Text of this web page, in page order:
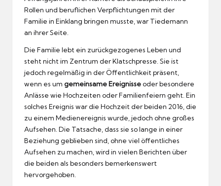
Rollen und beruflichen Verpflichtungen mit der
Familie in Einklang bringen musste, war Tiedemann
an ihrer Seite.
Die Familie lebt ein zurückgezogenes Leben und
steht nicht im Zentrum der Klatschpresse. Sie ist
jedoch regelmäßig in der Öffentlichkeit präsent,
wenn es um gemeinsame Ereignisseoder besondere
Anlässe wie Hochzeiten oder Familienfeiern geht. Ein
solches Ereignis war die Hochzeit der beiden 2016, die
zu einem Medienereignis wurde, jedoch ohne großes
Aufsehen. Die Tatsache, dass sie so lange in einer
Beziehung geblieben sind, ohne viel öffentliches
Aufsehen zu machen, wird in vielen Berichten über
die beiden als besonders bemerkenswert
hervorgehoben.